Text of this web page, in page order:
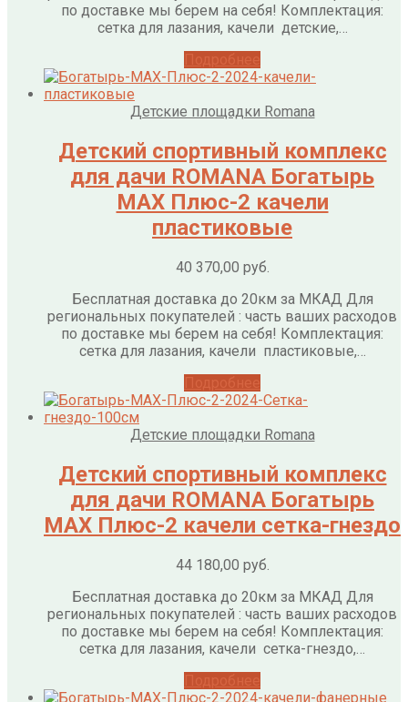
по доставке мы берем на себя! Комплектация:
сетка для лазания, качели детские,…
Детские площадки Romana
Детский спортивный комплекс
для дачи ROMANA Богатырь
МАХ Плюс-2 качели
пластиковые
40 370,00 руб.
Бесплатная доставка до 20км за МКАД Для
региональных покупателей : часть ваших расходов
по доставке мы берем на себя! Комплектация:
сетка для лазания, качели пластиковые,…
Детские площадки Romana
Детский спортивный комплекс
для дачи ROMANA Богатырь
МАХ Плюс-2 качели сетка-гнездо
44 180,00 руб.
Бесплатная доставка до 20км за МКАД Для
региональных покупателей : часть ваших расходов
по доставке мы берем на себя! Комплектация:
сетка для лазания, качели сетка-гнездо,…